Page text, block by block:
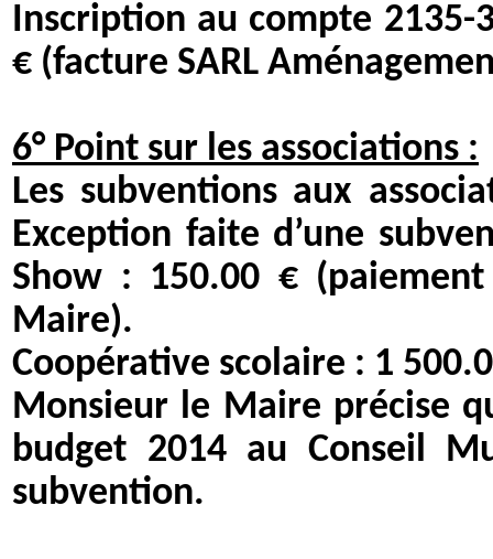
Inscription au compte 2135-
€ (facture SARL
6° Point sur les associations :
Les subventions aux
Exception faite d’une
Show : 150.00 €
Maire).
Coopérative scolaire : 1
Monsieur le Maire précise
budget 2014 au Conseil
subvention.